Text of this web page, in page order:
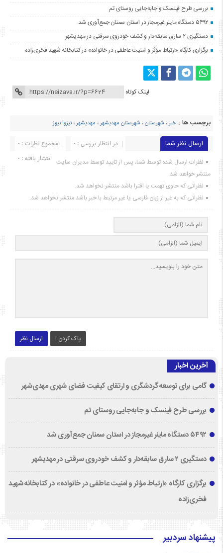
بررسی طرح فینسک و جابه‌جایی روستای تم
۵۴۹۲ دستگاه ماینر غیرمجاز در استان سمنان جمع‌آوری شد
دستگیری ۲ سارق سابقه‌دار و کشف خودروی سرقتی در مهدیشهر
برگزاری کارگاه «ارتباط مؤثر و امنیت عاطفی در خانواده» در کتابخانه شهید فخری‌زاده
لینک کوتاه
برچسب ها : خبر، شهرستان، شهرستان مهدیشهر، مهدیشهر، نیزوا نیوز
ارسال نظر شما مجموع نظرات : 0
در انتظار بررسی : 0
انتشار یافته : ۰ نظرات ارسال شده توسط شما، پس از تایید توسط مدیران سایت
منتشر خواهد شد.
نظراتی که حاوی تهمت یا افترا باشد منتشر نخواهد شد.
نظراتی که به غیر از زبان فارسی یا غیر مرتبط با خبر باشد منتشر نخواهد شد.
ارسال نظر پاک کردن !
آخرین اخبار
گامی برای توسعه گردشگری و ارتقای کیفیت فضای شهری مهدی‌شهر
بررسی طرح فینسک و جابه‌جایی روستای تم
۵۴۹۲ دستگاه ماینر غیرمجاز در استان سمنان جمع‌آوری شد
دستگیری ۲ سارق سابقه‌دار و کشف خودروی سرقتی در مهدیشهر
برگزاری کارگاه «ارتباط مؤثر و امنیت عاطفی در خانواده» در کتابخانه شهید
فخری‌زاده
پیشنهاد سردبیر